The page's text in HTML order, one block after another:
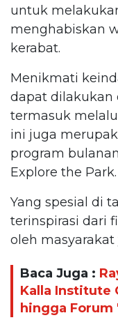
untuk
menghabiskan
kerabat.
Menikmati
dapat dilakukan
termasuk
ini juga
program bulanan
Explore the Park.
Yang spesial di
terinspirasi dari
oleh
Baca Juga :
Kalla Institute
hingga Forum